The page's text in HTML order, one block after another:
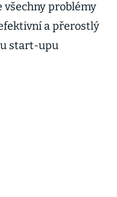
všechny problémy
a přerostlý
start-upu